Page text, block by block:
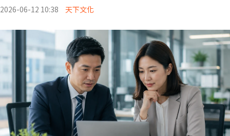
2026-06-12 10:38 天下文化